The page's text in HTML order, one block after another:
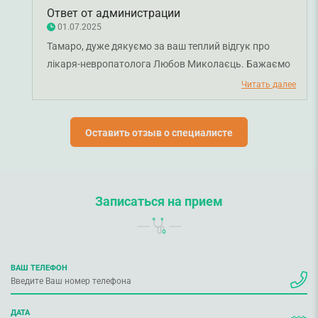
мені дали б там так само на лікування симптомів . Тут
треба вмирати напевно , щоб вона побачила проблему у
цьому. Це перший раз мені такий лікар трапляється тут , я
вже не один рік хожу до смарт медікал, і я просто у шоці , у
Ответ от администрации
01.07.2025
Тамаро, дуже дякуємо за ваш теплий відгук про
лікаря-невропатолога Любов Миколаєць. Бажаємо
Читать далее
Оставить отзыв о специалисте
Записаться на прием
ВАШ ТЕЛЕФОН
ДАТА